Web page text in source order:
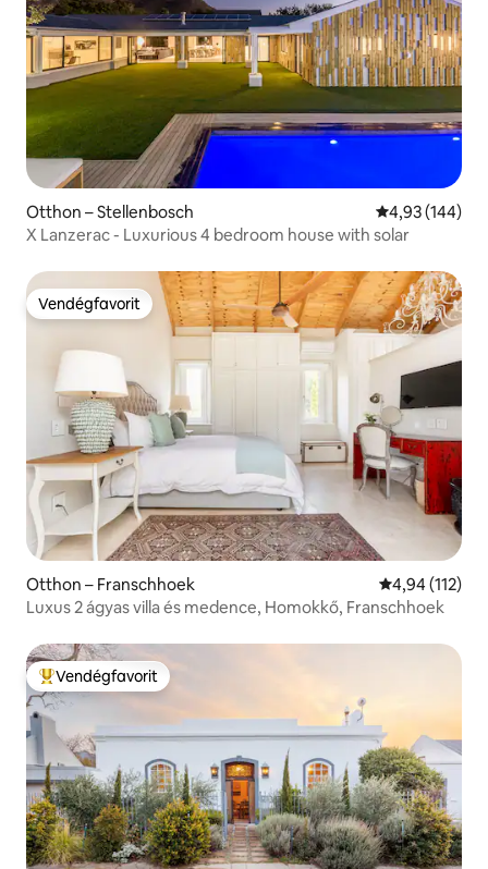
Otthon – Stellenbosch Átlagos
4,93 (144)
X Lanzerac - Luxurious 4 bedroom house with solar
Vendégfavorit
Vendégfavorit
Otthon – Franschhoek Átlagos
4,94 (112)
Luxus 2 ágyas villa és medence, Homokkő, Franschhoek
Kiemelt vendégfavorit
Vendégfavorit